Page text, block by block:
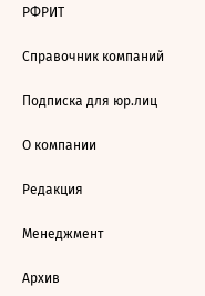
РФРИТ
Справочник компаний
Подписка для юр.лиц
О компании
Редакция
Менеджмент
Архив